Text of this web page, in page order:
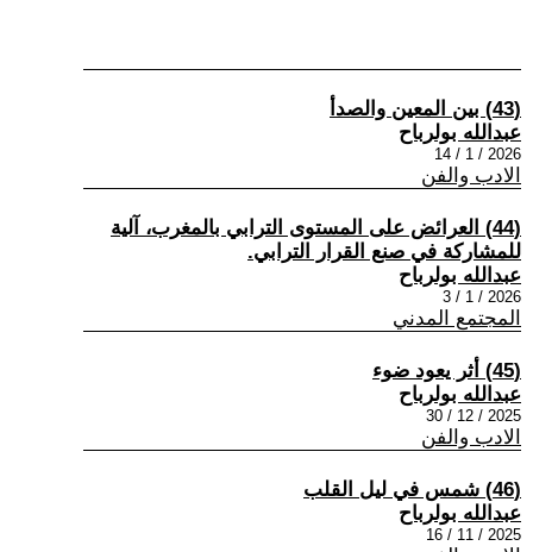
(43) بين المعين والصدأ
عبدالله بولرباح
2026 / 1 / 14
الادب والفن
(44) العرائض على المستوى الترابي بالمغرب، آلية
للمشاركة في صنع القرار الترابي.
عبدالله بولرباح
2026 / 1 / 3
المجتمع المدني
(45) أثر يعود ضوء
عبدالله بولرباح
2025 / 12 / 30
الادب والفن
(46) شمس في ليل القلب
عبدالله بولرباح
2025 / 11 / 16